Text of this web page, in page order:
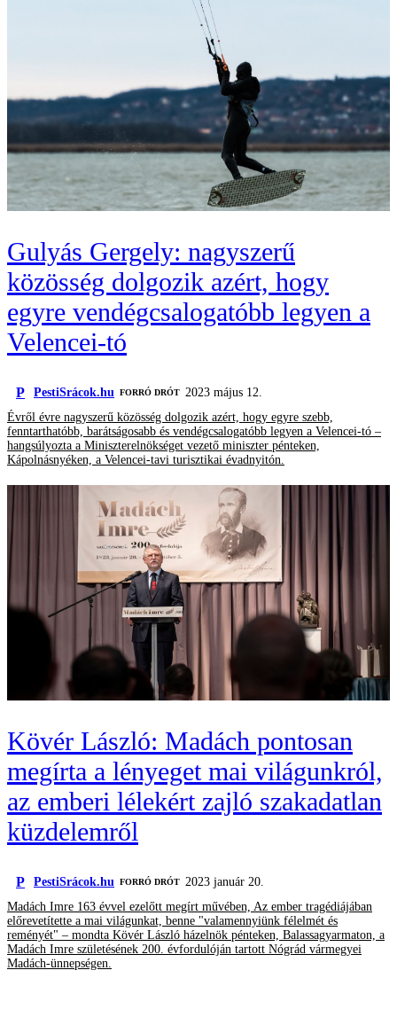
Gulyás Gergely: nagyszerű
közösség dolgozik azért, hogy
egyre vendégcsalogatóbb legyen a
Velencei-tó
P PestiSrácok.hu FORRÓ DRÓT 2023 május 12.
Évről évre nagyszerű közösség dolgozik azért, hogy egyre szebb,
fenntarthatóbb, barátságosabb és vendégcsalogatóbb legyen a Velencei-tó –
hangsúlyozta a Miniszterelnökséget vezető miniszter pénteken,
Kápolnásnyéken, a Velencei-tavi turisztikai évadnyitón.
Kövér László: Madách pontosan
megírta a lényeget mai világunkról,
az emberi lélekért zajló szakadatlan
küzdelemről
P PestiSrácok.hu FORRÓ DRÓT
2023 január 20.
Madách Imre 163 évvel ezelőtt megírt művében, Az ember tragédiájában
előrevetítette a mai világunkat, benne "valamennyiünk félelmét és
reményét" – mondta Kövér László házelnök pénteken, Balassagyarmaton, a
Madách Imre születésének 200. évfordulóján tartott Nógrád vármegyei
Madách-ünnepségen.